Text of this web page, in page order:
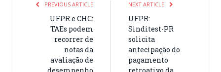
PREVIOUS ARTICLE
UFPR e CHC:
TAEs podem
recorrer de
notas da
avaliação de
NEXT ARTICLE
UFPR:
Sinditest-PR
solicita
antecipação do
pagamento